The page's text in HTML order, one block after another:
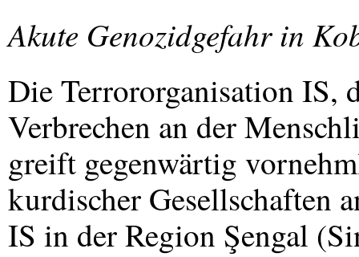
Akute Genozidgefahr in
Die Terrororganisation IS,
Verbrechen an der
greift gegenwärtig
kurdischer Gesellschaften
IS in der Region Şengal